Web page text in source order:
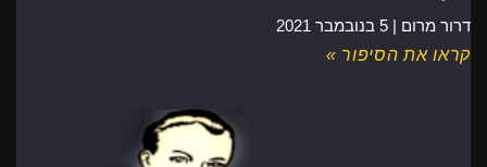
דרור מרום | 5 בנובמבר 2021
קראו את הסיפור »